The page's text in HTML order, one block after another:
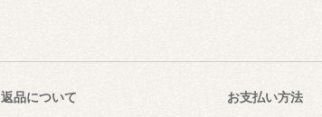
返品について お支払い方法